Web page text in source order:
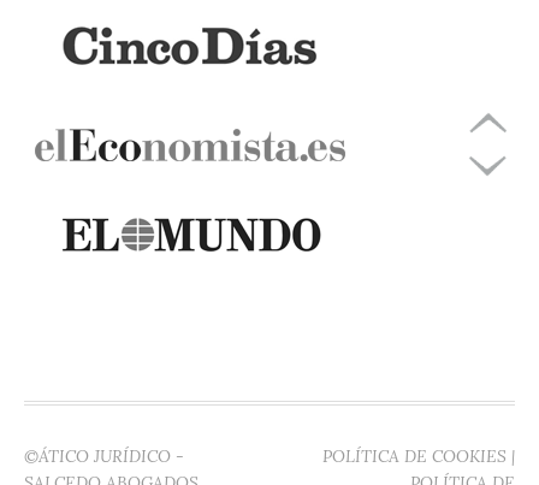
©ÁTICO JURÍDICO -
POLÍTICA DE COOKIES |